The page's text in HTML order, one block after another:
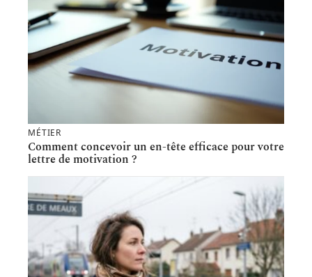
MÉTIER
Comment concevoir un en-tête efficace pour votre
lettre de motivation ?